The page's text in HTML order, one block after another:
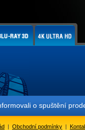
o spuštění
| Obchodní podmínky |